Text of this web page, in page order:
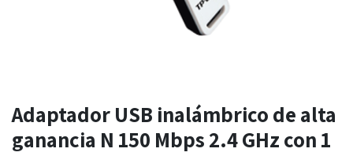
Adaptador USB inalámbrico de alta
ganancia N 150 Mbps 2.4 GHz con 1